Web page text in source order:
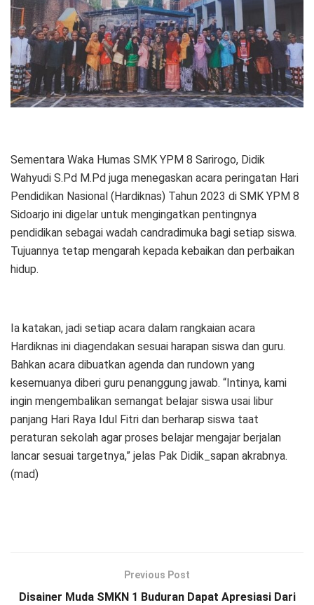
Sementara Waka Humas SMK YPM 8 Sarirogo, Didik
Wahyudi S.Pd M.Pd juga menegaskan acara peringatan Hari
Pendidikan Nasional (Hardiknas) Tahun 2023 di SMK YPM 8
Sidoarjo ini digelar untuk mengingatkan pentingnya
pendidikan sebagai wadah candradimuka bagi setiap siswa.
Tujuannya tetap mengarah kepada kebaikan dan perbaikan
hidup.
Ia katakan, jadi setiap acara dalam rangkaian acara
Hardiknas ini diagendakan sesuai harapan siswa dan guru.
Bahkan acara dibuatkan agenda dan rundown yang
kesemuanya diberi guru penanggung jawab. “Intinya, kami
ingin mengembalikan semangat belajar siswa usai libur
panjang Hari Raya Idul Fitri dan berharap siswa taat
peraturan sekolah agar proses belajar mengajar berjalan
lancar sesuai targetnya,” jelas Pak Didik_sapan akrabnya.
(mad)
Previous Post
Disainer Muda SMKN 1 Buduran Dapat Apresiasi Dari